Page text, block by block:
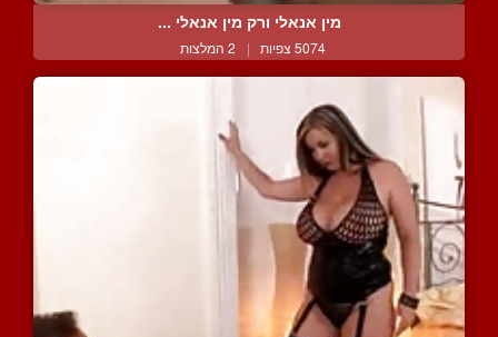
מין אנאלי ורק מין אנאלי ...
5074 צפיות | 2 המלצות